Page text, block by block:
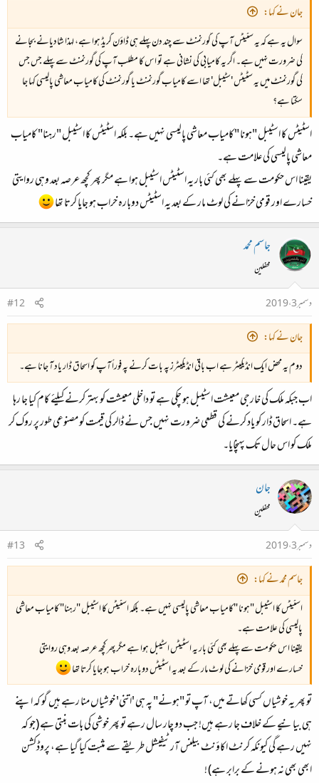
جان نے کہا:
سوال یہ ہے کہ یہ سٹیٹس آپ کی گورنمنٹ سے چند دن پہلے ہی ڈاؤن گریڈ ہوا ہے، لہذا شادیانے بجانے
کی ضرورت نہیں ہے۔ اگر یہ کامیابی کی نشانی ہے تو اس کا مطلب آپ کی گورنمنٹ سے پہلے جس جس
کی گورنمنٹ میں یہ سٹیٹس 'سٹیبل' تھا اسے کامیاب گورنمنٹ یا گورنمنٹ کی کامیاب معاشی پالیسی کہا جا
سکتا ہے؟
اسٹیٹس کا اسٹیبل "ہونا "کامیاب معاشی پالیسی نہیں ہے۔ بلکہ اسٹیٹس کا اسٹیبل "رہنا" کامیاب
معاشی پالیسی کی علامت ہے۔
یقینا اس حکومت سے پہلے بھی کئی بار یہ اسٹیٹس اسٹیبل ہوا ہے مگر پھر کچھ عرصہ بعد وہی روایتی
خسارے اور قومی خزانے کی لوٹ مار کے بعد یہ اسٹیٹس دوبارہ خراب ہو جایا کرتا تھا
جاسم محمد
محفلین
دسمبر 3، 2019
#12
جان نے کہا:
دوم یہ محض ایک انڈیکیٹر ہے اب باقی انڈیکیٹرز پہ بات کرنے پہ فوراً آپ کو اسحاق ڈار یاد آ جانا ہے۔
اب جبکہ ملک کی خارجی معیشت اسٹیبل ہو چکی ہے تو داخلی معیشت کو بہتر کرنے کیلئے کام کیا جا رہا
ہے۔ اسحاق ڈار کو یاد کرنے کی قطعی ضرورت نہیں جس نے ڈالر کی قیمت کو مصنوعی طور پر روک کر
ملک کو اس حال تک پہنچایا۔
جان
محفلین
دسمبر 3، 2019
#13
جاسم محمد نے کہا:
اسٹیٹس کا اسٹیبل "ہونا "کامیاب معاشی پالیسی نہیں ہے۔ بلکہ اسٹیٹس کا اسٹیبل "رہنا" کامیاب معاشی
پالیسی کی علامت ہے۔
یقینا اس حکومت سے پہلے بھی کئی بار یہ اسٹیٹس اسٹیبل ہوا ہے مگر پھر کچھ عرصہ بعد وہی روایتی
خسارے اور قومی خزانے کی لوٹ مار کے بعد یہ اسٹیٹس دوبارہ خراب ہو جایا کرتا تھا
تو پھر یہ خوشیاں کسی کھاتے میں، آپ تو "ہونے" پہ ہی 'اتنی' خوشیاں منا رہے ہیں گو کہ اپنے
ہی بیانیے کے خلاف جا رہے ہیں! جب دو چار سال رہے تو پھر خوشی کی بات بنتی ہے (جو کہ
نہیں رہے گی کیونکہ کرنٹ اکاؤنٹ بیلنس آرٹیفیشل طریقے سے مثبت کیا گیا ہے، پروڈکشن
ابھی بھی نہ ہونے کے برابر ہے) !